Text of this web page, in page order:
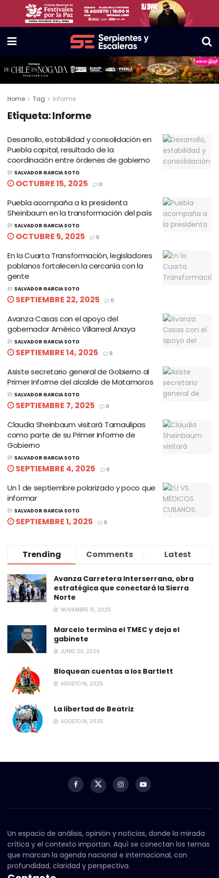
Home Tag Informe
Etiqueta:Informe
Desarrollo, estabilidad y consolidación en
Puebla capital, resultado de la
coordinación entre órdenes de gobierno
BY SALVADOR GARCIA SOTO
OCTUBRE 15, 2025 0
Puebla acompaña a la presidenta
Sheinbaum en la transformación del país
BY SALVADOR GARCIA SOTO
OCTUBRE 5, 2025 0
En la Cuarta Transformación, legisladores
poblanos fortalecen la cercanía con la
gente
BY SALVADOR GARCIA SOTO
SEPTIEMBRE 22, 2025 0
Avanza Casas con el apoyo del
gobernador Américo Villarreal Anaya
BY SALVADOR GARCIA SOTO
SEPTIEMBRE 14, 2025 0
Asiste secretario general de Gobierno al
Primer Informe del alcalde de Matamoros
BY SALVADOR GARCIA SOTO
SEPTIEMBRE 7, 2025 0
Claudia Sheinbaum visitará Tamaulipas
como parte de su Primer Informe de
Gobierno
BY SALVADOR GARCIA SOTO
SEPTIEMBRE 4, 2025 0
Un 1 de septiembre polarizado y poco que
informar
BY SALVADOR GARCIA SOTO
SEPTIEMBRE 1, 2025 0
Trending Comments Latest
Avanza Carretera Interserrana, obra
estratégica que conectará la Sierra
Norte
NOVIEMBRE 15, 2025
Marcelo termina el TMEC y deja el
gabinete
JUNIO 20, 2026
Bloquean cuentas a los Bartlett
AGOSTO 16, 2025
La libertad de Beatriz
AGOSTO 18, 2025
Un espacio de análisis, opinión y noticias, donde la mirada
crítica y el contexto importan. Aquí se conectan los temas
que marcan la agenda nacional e internacional, con
profundidad, claridad y perspectiva.